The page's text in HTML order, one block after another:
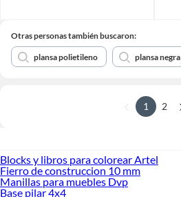
Otras personas también buscaron:
plansa polietileno plansa negra
1 2
Blocks y libros para colorear Artel
Fierro de construccion 10 mm
Manillas para muebles Dvp
Base pilar 4x4